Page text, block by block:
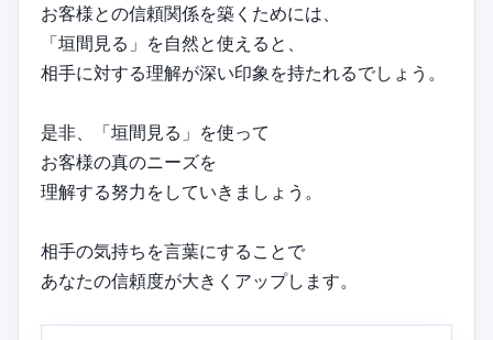
お客様との信頼関係を築くためには、
「垣間見る」を自然と使えると、
相手に対する理解が深い印象を持たれるでしょう。
是非、「垣間見る」を使って
お客様の真のニーズを
理解する努力をしていきましょう。
相手の気持ちを言葉にすることで
あなたの信頼度が大きくアップします。